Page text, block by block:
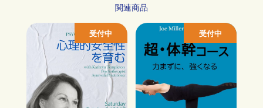
関連商品
受付中 受付中